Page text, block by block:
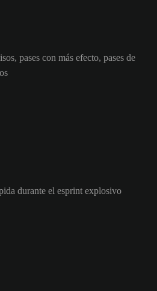
pases con más efecto, pases de
durante el esprint explosivo